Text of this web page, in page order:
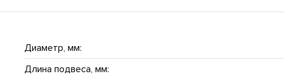
Диаметр, мм:
Длина подвеса, мм: